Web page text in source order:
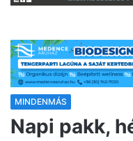
MINDENMÁS
Napi pakk,